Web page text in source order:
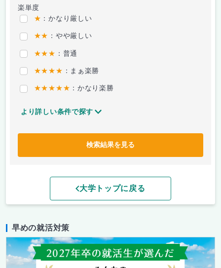
楽単度
★ ：かなり厳しい
★★ ：やや厳しい
★★★ ：普通
★★★★ ：まぁ楽勝
★★★★★ ：かなり楽勝
より詳しい条件で探す
検索結果を見る
大学トップに戻る
早めの就活対策